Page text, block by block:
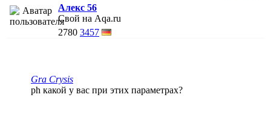
Алекс 56
Свой на Aqa.ru
2780 3457
Gra Crysis
ph какой у вас при этих параметрах?